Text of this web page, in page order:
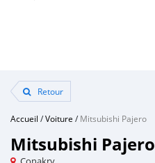
Retour
Accueil /Voiture /Mitsubishi Pajero
Mitsubishi Pajero